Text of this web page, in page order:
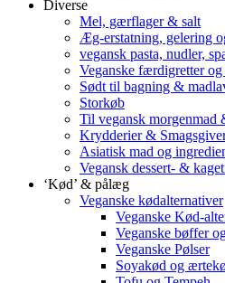
Diverse
Mel, gærflager & salt
Æg-erstatning, gelering
vegansk pasta, nudler,
Veganske færdigretter
Sødt til bagning &
Storkøb
Til vegansk morgenmad
Krydderier &
Asiatisk mad og
Vegansk dessert- &
‘Kød’ & pålæg
Veganske kødalternativer
Veganske Kød-
Veganske bøffer
Veganske Pølser
Soyakød og